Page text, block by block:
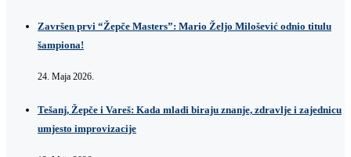
Završen prvi “Žepče Masters”: Mario Željo Milošević odnio titulu
šampiona!
24. Maja 2026.
Tešanj, Žepče i Vareš: Kada mladi biraju znanje, zdravlje i zajednicu
umjesto improvizacije